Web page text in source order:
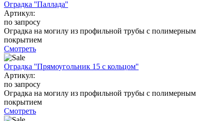
Оградка ''Паллада''
Артикул:
по запросу
Оградка на могилу из профильной трубы с полимерным
покрытием
Смотреть
Оградка ''Прямоугольник 15 с кольцом''
Артикул:
по запросу
Оградка на могилу из профильной трубы с полимерным
покрытием
Смотреть